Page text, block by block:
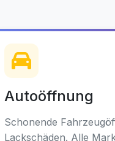
Autoöffnung
Schonende
Lackschäden. Alle